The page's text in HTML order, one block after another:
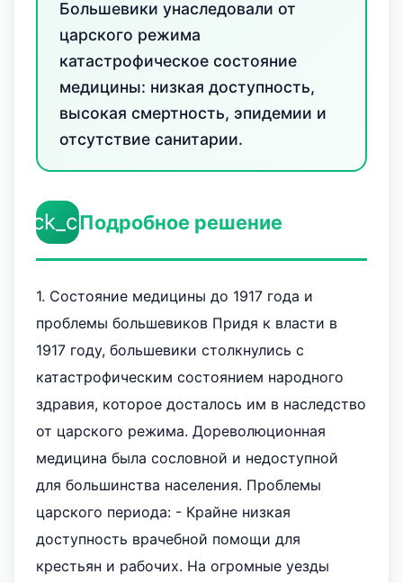
Большевики унаследовали от
царского режима
катастрофическое состояние
медицины: низкая доступность,
высокая смертность, эпидемии и
отсутствие санитарии.
Подробное решение
1. Состояние медицины до 1917 года и
проблемы большевиков Придя к власти в
1917 году, большевики столкнулись с
катастрофическим состоянием народного
здравия, которое досталось им в наследство
от царского режима. Дореволюционная
медицина была сословной и недоступной
для большинства населения. Проблемы
царского периода: - Крайне низкая
доступность врачебной помощи для
крестьян и рабочих. На огромные уезды